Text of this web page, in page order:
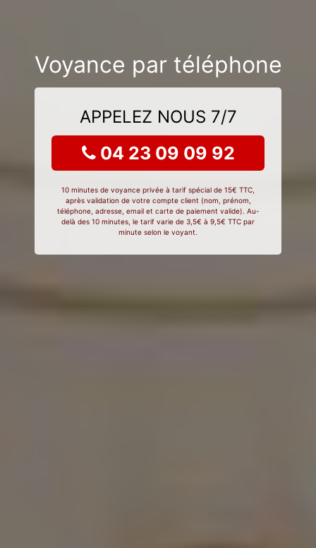
Voyance par téléphone
APPELEZ NOUS 7/7
04 23 09 09 92
10 minutes de voyance privée à tarif spécial de 15€ TTC,
après validation de votre compte client (nom, prénom,
téléphone, adresse, email et carte de paiement valide). Au-
delà des 10 minutes, le tarif varie de 3,5€ à 9,5€ TTC par
minute selon le voyant.